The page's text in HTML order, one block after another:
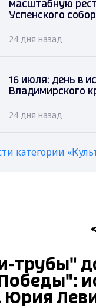
масштабную
Успенского
24 дня назад
16 июля: день в
Владимирского
24 дня назад
категории
трубы"
Юрия